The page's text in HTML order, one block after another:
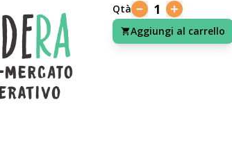
Qtà
1
Aggiungi al carrello